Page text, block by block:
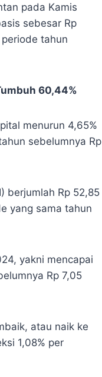
pada Kamis
sebesar Rp
tahun
60,44%
menurun 4,65%
sebelumnya Rp
berjumlah Rp 52,85
yang sama tahun
yakni mencapai
Rp 7,05
atau naik ke
1,08% per